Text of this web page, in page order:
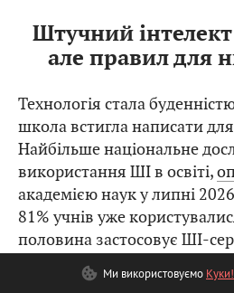
Штучний
але правил для
Технологія стала
школа встигла написати
Найбільше національне
використання ШІ в освіті,
академією наук у липні
81% учнів уже
половина застосовує ШІ-
Змінилася й мета: якщо у
зверталися до алгоритмів
Ми використовуємо Куки!